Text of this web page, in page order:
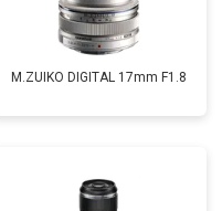
M.ZUIKO DIGITAL 17mm F1.8